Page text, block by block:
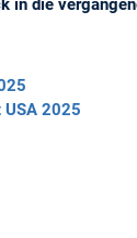
in die
USA 2025